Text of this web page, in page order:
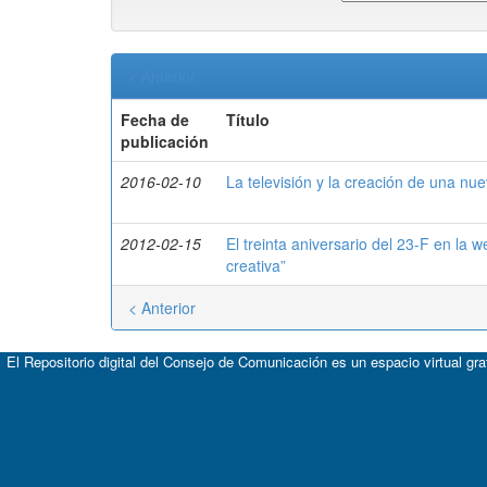
Fecha de
publicación
Título
2016-02-10 La televisión y la creación de una
2012-02-15
El treinta aniversario del 23-F en la
creativa”
< Anterior
El Repositorio digital del Consejo de Comunicación es un espacio virtual